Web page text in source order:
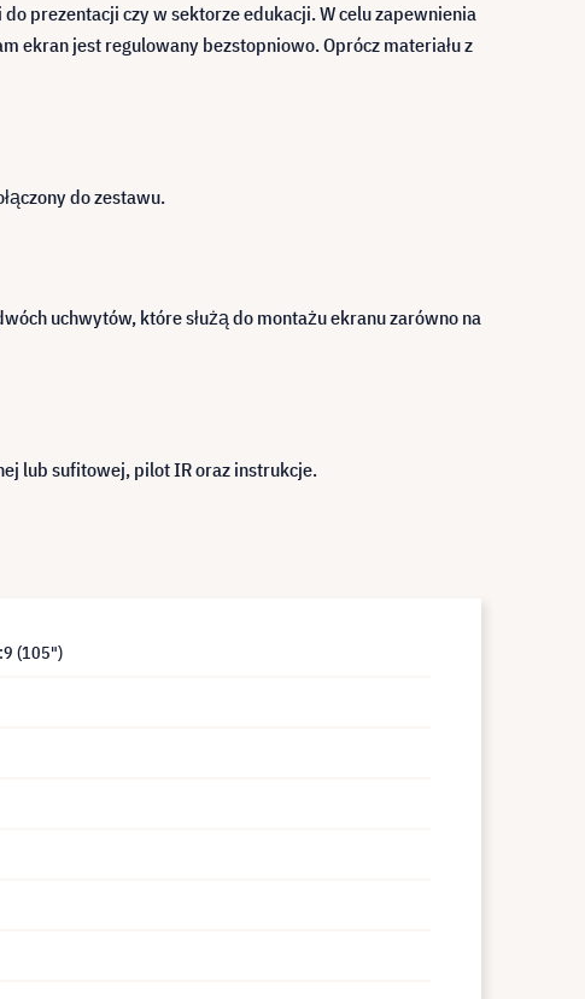
prezentacji czy w sektorze edukacji. W celu zapewnienia
ekran jest regulowany bezstopniowo. Oprócz materiału z
do zestawu.
uchwytów, które służą do montażu ekranu zarówno na
lub sufitowej, pilot IR oraz instrukcje.
(105")